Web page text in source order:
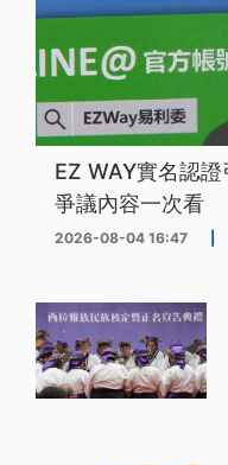
EZ WAY實名認
爭議內容一次看
2026-08-04 16:47